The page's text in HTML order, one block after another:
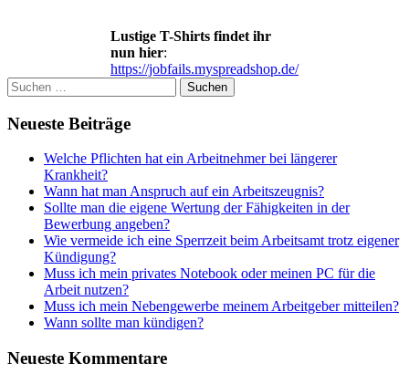
Lustige T-Shirts findet ihr
nun hier:
https://jobfails.myspreadshop.de/
Suchen
nach:
Neueste Beiträge
Welche Pflichten hat ein Arbeitnehmer bei längerer
Krankheit?
Wann hat man Anspruch auf ein Arbeitszeugnis?
Sollte man die eigene Wertung der Fähigkeiten in der
Bewerbung angeben?
Wie vermeide ich eine Sperrzeit beim Arbeitsamt trotz eigener
Kündigung?
Muss ich mein privates Notebook oder meinen PC für die
Arbeit nutzen?
Muss ich mein Nebengewerbe meinem Arbeitgeber mitteilen?
Wann sollte man kündigen?
Neueste Kommentare